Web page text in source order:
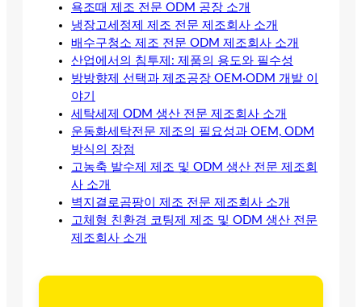
욕조때 제조 전문 ODM 공장 소개
냉장고세정제 제조 전문 제조회사 소개
배수구청소 제조 전문 ODM 제조회사 소개
산업에서의 침투제: 제품의 용도와 필수성
방방향제 선택과 제조공장 OEM·ODM 개발 이
야기
세탁세제 ODM 생산 전문 제조회사 소개
운동화세탁전문 제조의 필요성과 OEM, ODM
방식의 장점
고농축 발수제 제조 및 ODM 생산 전문 제조회
사 소개
벽지결로곰팡이 제조 전문 제조회사 소개
고체형 친환경 코팅제 제조 및 ODM 생산 전문
제조회사 소개